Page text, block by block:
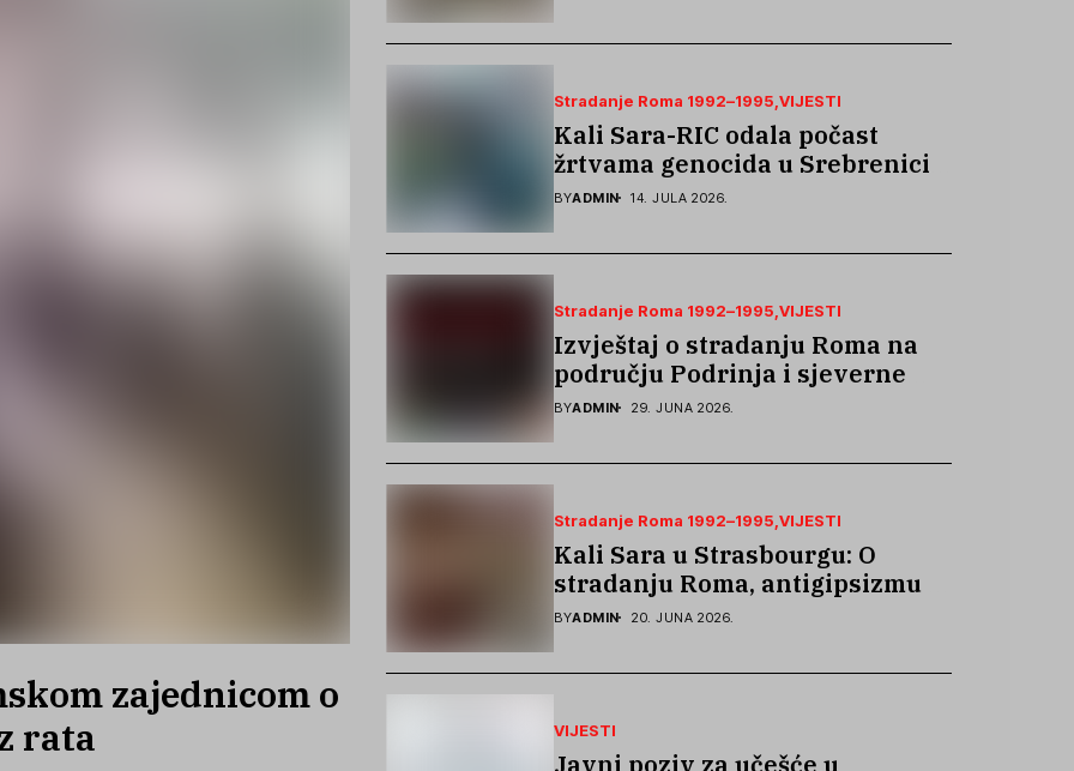
zajednicom o
rata
Stradanje Roma 1992–1995 VIJESTI
Kali Sara-RIC odala počast
žrtvama genocida u Srebrenici i
podsjetila na stradanje Roma iz
BYADMIN 14. JULA 2026.
Stradanje Roma 1992–1995 VIJESTI
Izvještaj o stradanju Roma na
području Podrinja i sjeverne
Bosne 1992–1995. godine
BYADMIN 29. JUNA 2026.
Stradanje Roma 1992–1995 VIJESTI
Kali Sara u Strasbourgu: O
stradanju Roma, antigipsizmu i
borbi protiv govora mržnje
BYADMIN 20. JUNA 2026.
VIJESTI
Javni poziv za učešće u